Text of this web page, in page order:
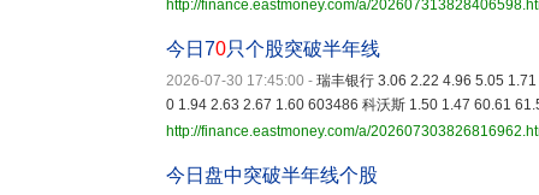
http://finance.eastmoney.com/a/
今日70只个股突破半年线
2026-07-30 17:45:00 - 瑞丰银行 3.06 2.22 4.96 5.05
0 1.94 2.63 2.67 1.60 603486 科沃斯 1.50 1.47 60.61
http://finance.eastmoney.com/a/
今日盘中突破半年线个股